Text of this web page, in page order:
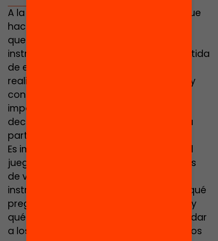
A la hora de escoger un juego, habrá que
hacer una buena selección de aquellos
que sean fáciles de llevar al aula, con
instrucciones claras, duración de la partida
de entre 10 y 15 minutos para poder
realizar más de una partida a la sesión y
con precio asequible (15-20 €). Es muy
importante que tenga rejugabilidad, es
decir, que una vez terminada la primera
partida tengas ganas de jugar otra.
Es importante también que conozcas el
juego que vas a utilizar, que lo conozcas
de verdad: que tengas claras las
instrucciones, que tengas una idea de qué
preguntas o dificultades pueden surgir y
qué preguntas querrás lanzar para ayudar
a los alumnos a consolidar los conceptos